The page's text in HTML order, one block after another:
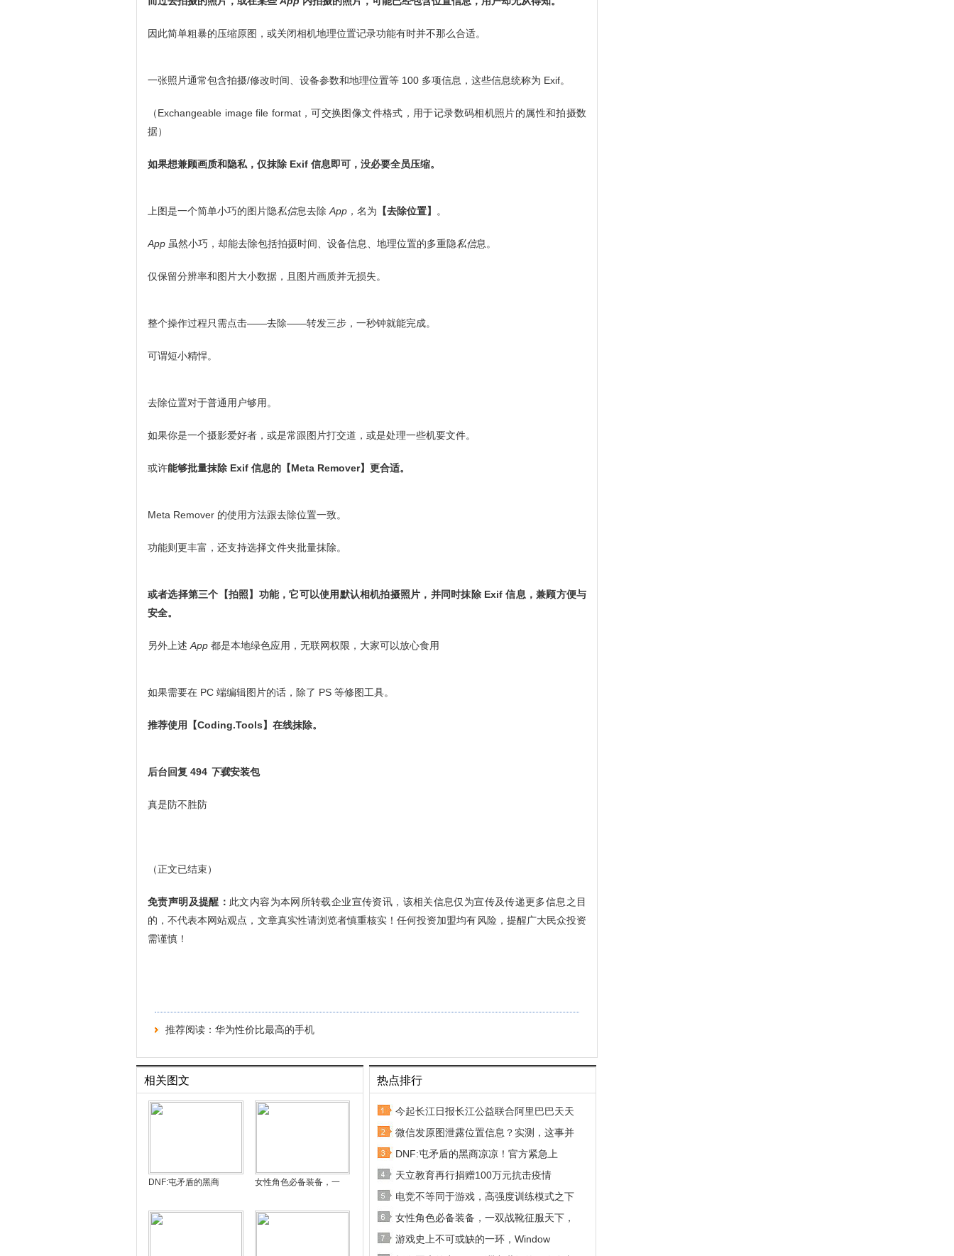
因此简单粗暴的压缩原图，或关闭相机地理位置记录功能有时并不那么合适。
一张照片通常包含拍摄/修改时间、设备参数和地理位置等 100 多项信息，这些信息统称为 Exif。
（Exchangeable image file format，可交换图像文件格式，用于记录数码相机照片的属性和拍摄数
据）
如果想兼顾画质和隐私，仅抹除 Exif 信息即可，没必要全员压缩。
上图是一个简单小巧的图片隐私信息去除 App ，名为 【去除位置】 。
App 虽然小巧，却能去除包括拍摄时间、设备信息、地理位置的多重隐私信息。
仅保留分辨率和图片大小数据，且图片画质并无损失。
整个操作过程只需点击——去除——转发三步，一秒钟就能完成。
可谓短小精悍。
去除位置对于普通用户够用。
如果你是一个摄影爱好者，或是常跟图片打交道，或是处理一些机要文件。
或许能够批量抹除 Exif 信息的【Meta Remover】更合适。
Meta Remover 的使用方法跟去除位置一致。
功能则更丰富，还支持选择文件夹批量抹除。
或者选择第三个【拍照】功能，它可以使用默认相机拍摄照片，并同时抹除 Exif 信息，兼顾方便与
安全。
另外上述 App 都是本地绿色应用，无联网权限，大家可以放心食用
如果需要在 PC 端编辑图片的话，除了 PS 等修图工具。
推荐使用【Coding.Tools】在线抹除。
后台回复 494 下载安装包
真是防不胜防
（正文已结束）
免责声明及提醒： 此文内容为本网所转载企业宣传资讯，该相关信息仅为宣传及传递更多信息之目
的，不代表本网站观点，文章真实性请浏览者慎重核实！任何投资加盟均有风险，提醒广大民众投资
需谨慎！
推荐阅读： 华为性价比最高的手机
相关图文
DNF:屯矛盾的黑商 女性角色必备装备，一
热点排行
今起长江日报长江公益联合阿里巴巴天天
微信发原图泄露位置信息？实测，这事并
DNF:屯矛盾的黑商凉凉！官方紧急上
天立教育再行捐赠100万元抗击疫情
电竞不等同于游戏，高强度训练模式之下
女性角色必备装备，一双战靴征服天下，
游戏史上不可或缺的一环，Window